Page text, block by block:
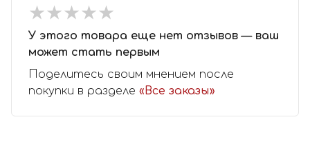
★★★★★
★★★★★
У этого товара еще нет отзывов — ваш
может стать первым
Поделитесь своим мнением после
покупки в разделе «Все заказы»